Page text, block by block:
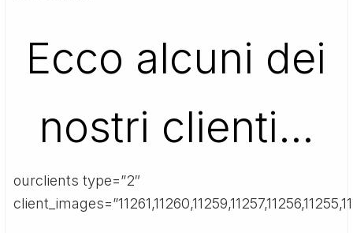
Ecco alcuni dei
nostri clienti…
ourclients type=”2″